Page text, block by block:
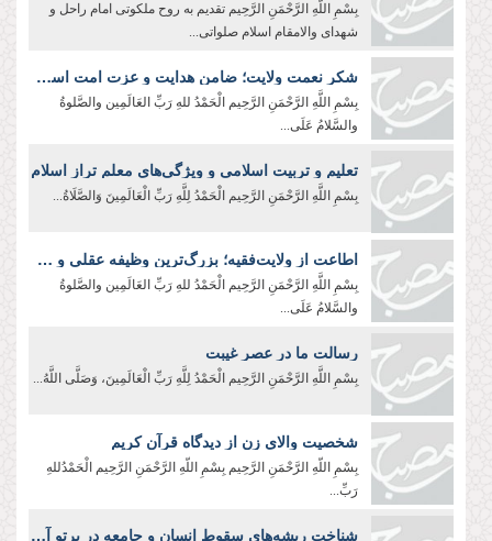
بِسْمِ اللّهِ الرَّحْمَنِ الرَّحِيم تقدیم به روح ملکوتی امام راحل و
شهدای والامقام اسلام صلواتی...
شکر نعمت ولایت؛ ضامن هدایت و عزت امت اسلامی
بِسْمِ اللَّهِ الرَّحْمَنِ الرَّحِیم الْحَمْدُ للهِ رَبِّ العَالَمِین والصَّلوةُ
والسَّلامُ عَلَی...
تعلیم و تربیت اسلامی و ویژگی‌های معلم تراز اسلام
بِسْمِ اللَّهِ الرَّحْمَنِ الرَّحِیم الْحَمْدُ لِلَّهِ رَبِّ الْعَالَمِينَ وَالصَّلَاةُ...
اطاعت از ولایت‌فقیه؛ بزرگ‌ترین وظیفه عقلی و شرعی
بِسْمِ اللَّهِ الرَّحْمَنِ الرَّحِيم الْحَمْدُ للهِ رَبِّ العَالَمِین والصَّلوةُ
والسَّلامُ عَلَی...
رسالت ما در عصر غیبت
بِسْمِ اللَّهِ الرَّحْمَنِ الرَّحِیم الْحَمْدُ لِلَّهِ رَبِّ الْعَالَمِينَ، وَصَلَّى اللَّهُ...
شخصیت والای زن از دیدگاه قرآن کریم
بِسْمِ اللّهِ الرَّحْمَنِ الرَّحِيم بِسْمِ اللّهِ الرَّحْمَنِ الرَّحِیم الْحَمْدُللهِ
رَبِّ...
شناخت ریشه‌های سقوط انسان و جامعه در پرتو آموزه‌های عاشورا